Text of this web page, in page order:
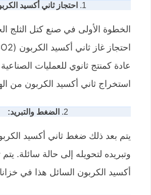
1. احتجاز ثاني أكسيد
الخطوة الأولى في صنع كتل الثلج
عادة كمنتج ثانوي للعمليات
استخراج ثاني أكسيد الكربون من
2. الضغط والتبريد:
يتم بعد ذلك ضغط ثاني أكسيد
وتبريده لتحويله إلى حالة سائلة.
أكسيد الكربون السائل هذا في